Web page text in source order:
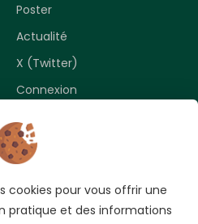
Poster
Actualité
X (Twitter)
Connexion
meilleures opportunités.
cookies pour vous offrir une
pratique et des informations